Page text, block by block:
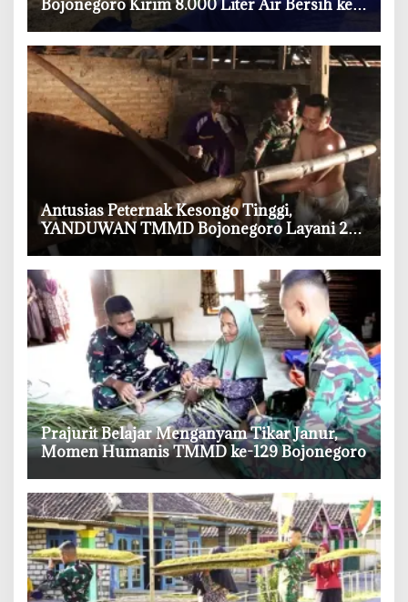
Bojonegoro Kirim 8.000 Liter Air Bersih ke
Warga Bondol
‎Antusias Peternak Kesongo Tinggi,
YANDUWAN TMMD Bojonegoro Layani 278
Ternak
‎Prajurit Belajar Menganyam Tikar Janur,
Momen Humanis TMMD ke-129 Bojonegoro